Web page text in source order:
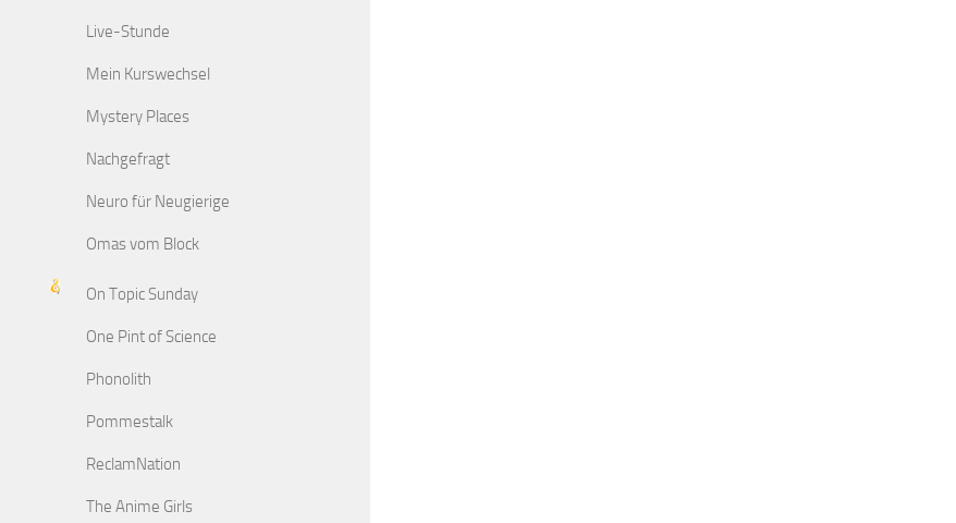
Live-Stunde
Mein Kurswechsel
Mystery Places
Nachgefragt
Neuro für Neugierige
Omas vom Block
On Topic Sunday
One Pint of Science
Phonolith
Pommestalk
ReclamNation
The Anime Girls